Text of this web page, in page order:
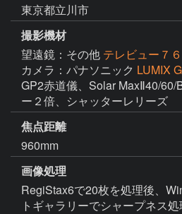
東京都立川市
撮影機材
望遠鏡：その他 テレビュー７６
カメラ：パナソニック LUMIX
GP2赤道儀、Solar MaxⅡ40/60/
ー２倍、シャッターレリーズ
焦点距離
960mm
画像処理
RegiStax6で20枚を処理後、
トギャラリーでシャープネス処